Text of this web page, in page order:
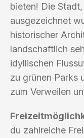
bieten! Die
ausgezeichnet
historischer
landschaftlich
idyllischen
zu grünen Parks
zum Verweilen
du zahlreiche